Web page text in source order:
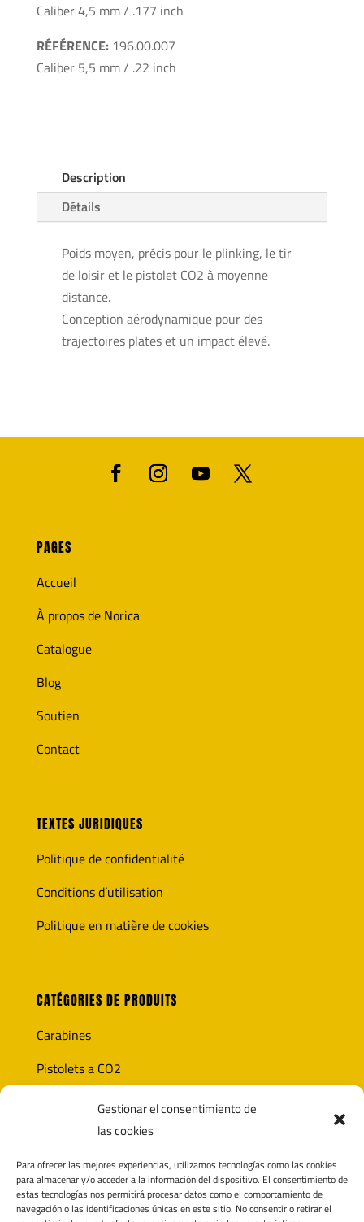
Gestionar el consentimiento de
las cookies
Para ofrecer las mejores experiencias, utilizamos tecnologías como las cookies
para almacenar y/o acceder a la información del dispositivo. El consentimiento de
estas tecnologías nos permitirá procesar datos como el comportamiento de
navegación o las identificaciones únicas en este sitio. No consentir o retirar el
Caliber 4,5 mm / .177 inch
RÉFÉRENCE:196.00.007
Caliber 5,5 mm / .22 inch
Description
Détails
Poids moyen, précis pour le plinking, le tir
de loisir et le pistolet CO2 à moyenne
distance.
Conception aérodynamique pour des
trajectoires plates et un impact élevé.
PAGES
Accueil
À propos de Norica
Catalogue
Blog
Soutien
Contact
TEXTES JURIDIQUES
Politique de confidentialité
Conditions d’utilisation
Politique en matière de cookies
CATÉGORIES DE PRODUITS
Carabines
Pistolets a CO2
Accesoires